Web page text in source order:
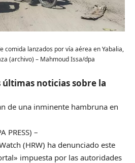
comida lanzados por vía aérea en Yabalia,
(archivo) – Mahmoud Issa/dpa
últimas noticias sobre la
de una inminente hambruna en
PRESS) –
(HRW) ha denunciado este
impuesta por las autoridades